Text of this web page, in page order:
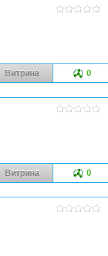
Витрина 0
Витрина 0